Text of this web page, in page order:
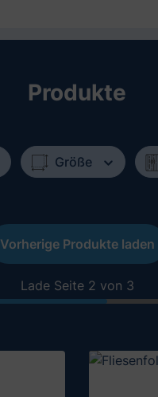
Produkte
Größe
Vorherige Produkte laden
Lade Seite 2 von 3